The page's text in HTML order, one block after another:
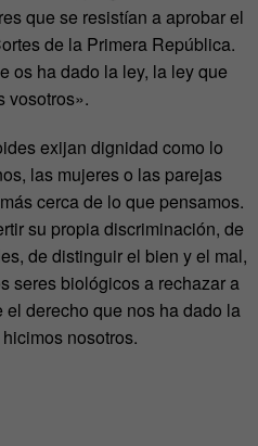
que se resistían a aprobar el
de la Primera República.
os ha dado la ley, la ley que
vosotros».
exijan dignidad como lo
las mujeres o las parejas
cerca de lo que pensamos.
su propia discriminación, de
de distinguir el bien y el mal,
seres biológicos a rechazar a
derecho que nos ha dado la
nosotros.